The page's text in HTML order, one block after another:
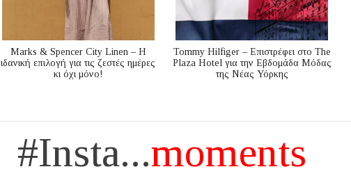
Marks & Spencer City Linen – Η
ιδανική επιλογή για τις ζεστές ημέρες
κι όχι μόνο!
Tommy Hilfiger – Επιστρέφει στο The
Plaza Hotel για την Εβδομάδα Μόδας
της Νέας Υόρκης
#Insta...moments